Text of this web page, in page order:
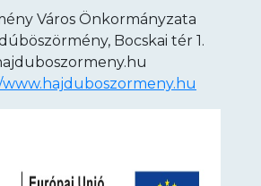
Város Önkormányzata
Bocskai tér 1.